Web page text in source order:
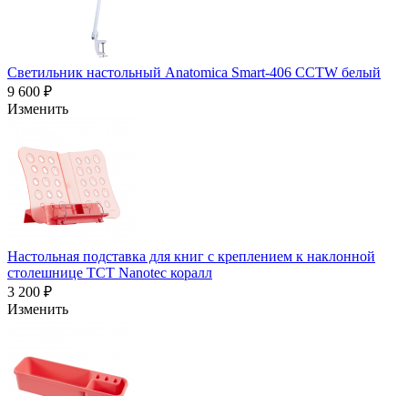
Светильник настольный Anatomica Smart-406 CCTW белый
9 600 ₽
Изменить
Настольная подставка для книг с креплением к наклонной
столешнице TCT Nanotec коралл
3 200 ₽
Изменить